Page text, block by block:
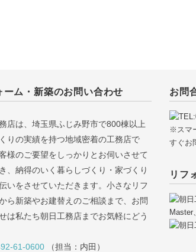
ーム・新築のお問い合わせ
店は、埼玉県ふじみ野市で800棟以上
りの実績を持つ地域密着の工務店で
様のご要望をしっかりとお伺いさせて
、納得のいく暮らしづくり・家づくり
いをさせていただきます。小さなリフ
ら新築やお建替えのご相談まで、お問
は私たち朝日工務店までお気軽にどう
61-0600 （担当：内田）
お問
※スマ
すぐお
リフ